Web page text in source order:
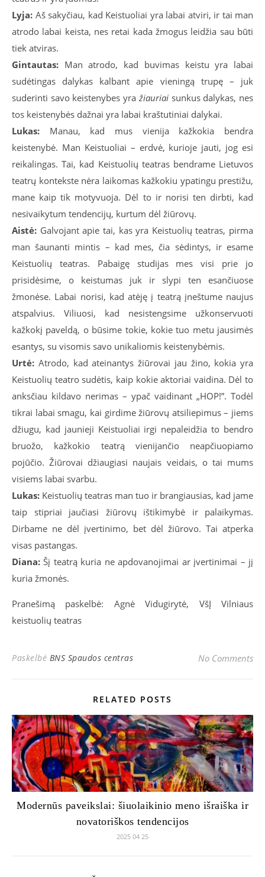
Lyja: Aš sakyčiau, kad Keistuoliai yra labai atviri, ir tai man
atrodo labai keista, nes retai kada žmogus leidžia sau būti
tiek atviras.
Gintautas: Man atrodo, kad buvimas keistu yra labai
sudėtingas dalykas kalbant apie vieningą trupę – juk
suderinti savo keistenybes yra žiauriaisunkus dalykas, nes
tos keistenybės dažnai yra labai kraštutiniai dalykai.
Lukas: Manau, kad mus vienija kažkokia bendra
keistenybė. Man Keistuoliai – erdvė, kurioje jauti, jog esi
reikalingas. Tai, kad Keistuolių teatras bendrame Lietuvos
teatrų kontekste nėra laikomas kažkokiu ypatingu prestižu,
mane kaip tik motyvuoja. Dėl to ir norisi ten dirbti, kad
nesivaikytum tendencijų, kurtum dėl žiūrovų.
Aistė: Galvojant apie tai, kas yra Keistuolių teatras, pirma
man šaunanti mintis – kad mes, čia sėdintys, ir esame
Keistuolių teatras. Pabaigę studijas mes visi prie jo
prisidėsime, o keistumas juk ir slypi ten esančiuose
žmonėse. Labai norisi, kad atėję į teatrą įneštume naujus
atspalvius. Viliuosi, kad nesistengsime užkonservuoti
kažkokį paveldą, o būsime tokie, kokie tuo metu jausimės
esantys, su visomis savo unikaliomis keistenybėmis.
Urtė: Atrodo, kad ateinantys žiūrovai jau žino, kokia yra
Keistuolių teatro sudėtis, kaip kokie aktoriai vaidina. Dėl to
anksčiau kildavo nerimas – ypač vaidinant „HOP!”. Todėl
tikrai labai smagu, kai girdime žiūrovų atsiliepimus – jiems
džiugu, kad jaunieji Keistuoliai irgi nepaleidžia to bendro
bruožo, kažkokio teatrą vienijančio neapčiuopiamo
pojūčio. Žiūrovai džiaugiasi naujais veidais, o tai mums
visiems labai svarbu.
Lukas: Keistuolių teatras man tuo ir brangiausias, kad jame
taip stipriai jaučiasi žiūrovų ištikimybė ir palaikymas.
Dirbame ne dėl įvertinimo, bet dėl žiūrovo. Tai atperka
visas pastangas.
Diana: Šį teatrą kuria ne apdovanojimai ar įvertinimai – jį
kuria žmonės.
Pranešimą paskelbė: Agnė Vidugirytė, VšĮ Vilniaus
keistuolių teatras
Paskelbė BNS Spaudos centras No Comments
RELATED POSTS
Modernūs paveikslai: šiuolaikinio meno išraiška ir
novatoriškos tendencijos
2025 04 25